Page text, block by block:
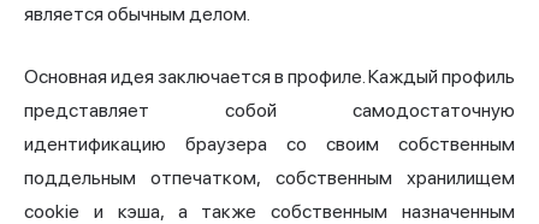
является обычным делом.
Основная идея заключается в профиле. Каждый профиль
представляет собой самодостаточную
идентификацию браузера со своим собственным
поддельным отпечатком, собственным хранилищем
cookie и кэша, а также собственным назначенным